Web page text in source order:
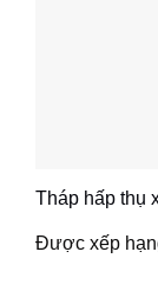
Tháp hấp thụ
Được xếp